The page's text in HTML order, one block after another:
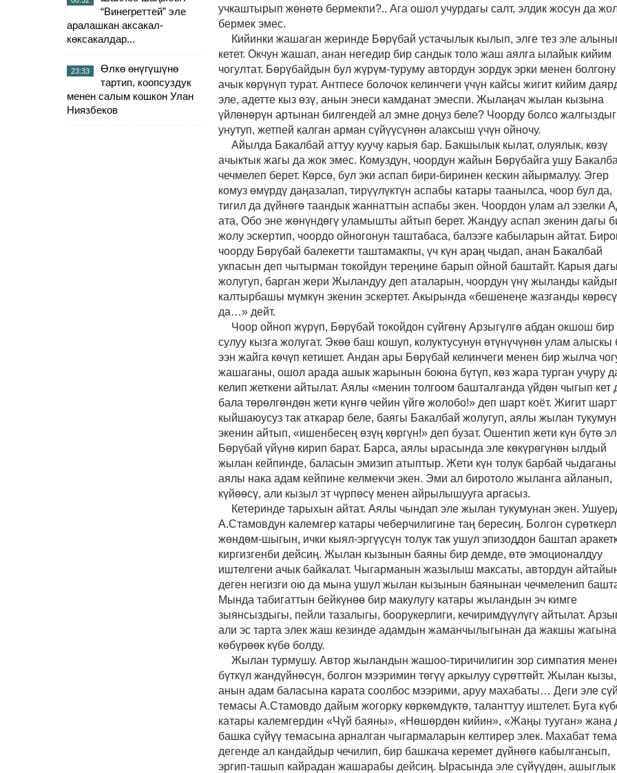
“Винегреттей” эле
аралашкан аксакал-
көксакалдар...
23:33
Өлкө өнүгүшүнө
тартип, коопсуздук
менен салым кошкон Улан
Ниязбеков
учкаштырып жөнөтө бермекпи?.. Ага ошол учурдагы салт, элдик жосун да
бермек эмес.
Кийинки жашаган жеринде Бөрүбай устачылык кылып, элге тез эле
кетет. Окчун жашап, анан негедир бир сандык толо жаш аялга ылайык кийим
чогултат. Бөрүбайдын бул жүрүм-туруму автордун зордук эрки менен болгону
ачык көрүнүп турат. Антпесе болочок келинчеги үчүн кайсы жигит кийим
эле, адетте кыз өзү, анын энеси камданат эмеспи. Жылаңач жылан кызына
үйлөнөрүн артынан билгендей ал эмне доңуз беле? Чоорду болсо
унутуп, жетпей калган арман сүйүүсүнөн алаксыш үчүн ойночу.
Айылда Бакалбай аттуу куучу карыя бар. Бакшылык кылат, олуялык, көзү
ачыктык жагы да жок эмес. Комуздун, чоордун жайын Бөрүбайга ушу
чечмелеп берет. Көрсө, бул эки аспап бири-биринен кескин айырмалуу. Эгер
комуз өмүрдү даңазалап, тирүүлүктүн аспабы катары таанылса, чоор бул да,
тигил да дүйнөгө таандык жаннаттын аспабы экен. Чоордон улам ал эзелки
ата, Обо эне жөнүндөгү уламышты айтып берет. Жандуу аспап экенин дагы
жолу эскертип, чоордо ойногонун таштабаса, балээге кабыларын айтат.
чоорду Бөрүбай балекетти таштамакпы, үч күн араң чыдап, анан Бакалбай
укпасын деп чытырман токойдун тереңине барып ойной баштайт. Карыя дагы
жолугуп, барган жери Жыландуу деп аталарын, чоордун үнү жыланды
калтырбашы мүмкүн экенин эскертет. Акырында «бешенеңе жазганды
да…» дейт.
Чоор ойноп жүрүп, Бөрүбай токойдон сүйгөнү Арзыгүлгө абдан окшош бир
сулуу кызга жолугат. Экөө баш кошуп, колуктусунун өтүнүчүнөн улам алыскы
ээн жайга көчүп кетишет. Андан ары Бөрүбай келинчеги менен бир жылча
жашаганы, ошол арада ашык жарынын боюна бүтүп, көз жара турган учуру
келип жеткени айтылат. Аялы «менин толгоом башталганда үйдөн чыгып кет
бала төрөлгөндөн жети күнгө чейин үйгө жолобо!» деп шарт коёт. Жигит
кыйшаюусуз так аткарар беле, баягы Бакалбай жолугуп, аялы жылан
экенин айтып, «ишенбесең өзүң көргүн!» деп бузат. Ошентип жети күн бүтө
Бөрүбай үйүнө кирип барат. Барса, аялы ырасында эле көкүрөгүнөн ылдый
жылан кейпинде, баласын эмизип атыптыр. Жети күн толук барбай
аялы нака адам кейпине келмекчи экен. Эми ал биротоло жыланга айланып,
күйөөсү, али кызыл эт чүрпөсү менен айрылышууга аргасыз.
Кетеринде тарыхын айтат. Аялы чындап эле жылан тукумунан экен.
А.Стамовдун калемгер катары чеберчилигине таң бересиң. Болгон
жөндөм-шыгын, ички кыял-эргүүсүн толук так ушул эпизоддон баштап
киргизгенби дейсиң. Жылан кызынын баяны бир демде, өтө эмоционалдуу
иштелгени ачык байкалат. Чыгарманын жазылыш максаты, автордун
деген негизги ою да мына ушул жылан кызынын баянынан чечмеленип
Мында табигаттын бейкүнөө бир макулугу катары жыландын эч кимге
зыянсыздыгы, пейли тазалыгы, боорукерлиги, кечиримдүүлүгү айтылат.
али эс тарта элек жаш кезинде адамдын жаманчылыгынан да жакшы жагына
көбүрөөк күбө болду.
Жылан турмушу. Автор жыландын жашоо-тиричилигин зор симпатия
бүткүл жандүйнөсүн, болгон мээримин төгүү аркылуу сүрөттөйт. Жылан кызы,
анын адам баласына карата соолбос мээрими, аруу махабаты… Деги эле
темасы А.Стамовдо дайым жогорку көркөмдүктө, таланттуу иштелет. Буга
катары калемгердин «Чүй баяны», «Нөшөрдөн кийин», «Жаңы тууган» жана
башка сүйүү темасына арналган чыгармаларын келтирер элек. Махабат
дегенде ал кандайдыр чечилип, бир башкача керемет дүйнөгө кабылгансып,
эргип-ташып кайрадан жашарабы дейсиң. Ырасында эле сүйүүдөн, ашыглык